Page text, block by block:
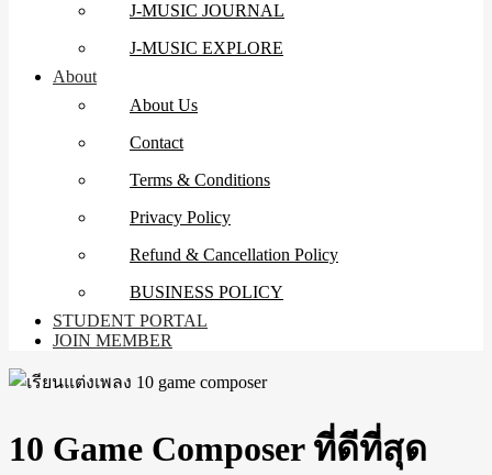
J-MUSIC JOURNAL
J-MUSIC EXPLORE
About
About Us
Contact
Terms & Conditions
Privacy Policy
Refund & Cancellation Policy
BUSINESS POLICY
STUDENT PORTAL
JOIN MEMBER
10 Game Composer ที่ดีที่สุด